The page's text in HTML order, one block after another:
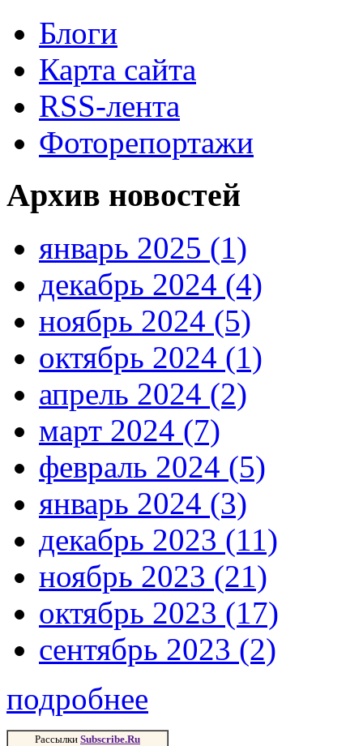
Блоги
Карта сайта
RSS-лента
Фоторепортажи
Архив новостей
январь 2025 (1)
декабрь 2024 (4)
ноябрь 2024 (5)
октябрь 2024 (1)
апрель 2024 (2)
март 2024 (7)
февраль 2024 (5)
январь 2024 (3)
декабрь 2023 (11)
ноябрь 2023 (21)
октябрь 2023 (17)
сентябрь 2023 (2)
подробнее
Рассылки Subscribe.Ru